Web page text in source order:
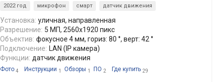
2022 год микрофон смарт датчик движения
Установка: уличная, направленная
Разрешение: 5 МП, 2560x1920 пикс
Объектив: фокусное 4 мм, гориз: 80 °, верт: 42 °
Подключение: LAN (IP камера)
Функции: датчик движения
Фото 4 Инструкции 1 Обзоры 1 ПО 2 Где купить 29